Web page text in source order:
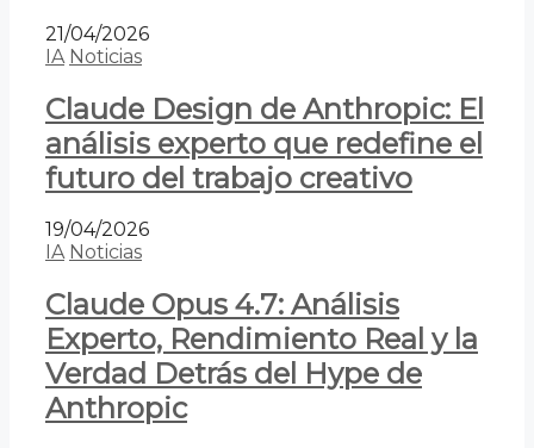
21/04/2026
IA Noticias
Claude Design de Anthropic: El
análisis experto que redefine el
futuro del trabajo creativo
19/04/2026
IA Noticias
Claude Opus 4.7: Análisis
Experto, Rendimiento Real y la
Verdad Detrás del Hype de
Anthropic